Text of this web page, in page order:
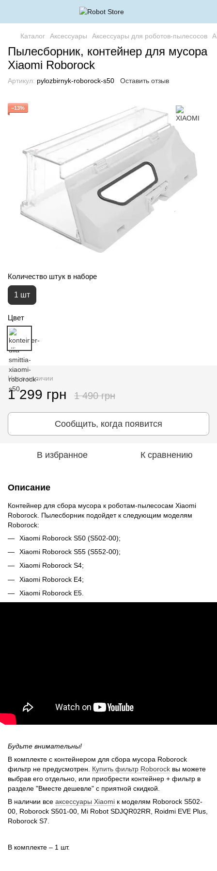
Каталог Аксессуары Аксессуары для роботов-пылесосов
Пылесборник, контейнер для мусора
Xiaomi Roborock
Артикул: pylozbirnyk-roborock-s50 Оставить отзыв
−13%
Количество штук в наборе
1 шт
Цвет
Нет в наличии
1 299 грн 1 490 грн
Сообщить, когда появится
В избранное К сравнению
Описание
Контейнер для сбора мусора к роботам-пылесосам Xiaomi
Roborock. Пылесборник подойдет к следующим моделям
Roborock:
Xiaomi Roborock S50 (S502-00);
Xiaomi Roborock S55 (S552-00);
Xiaomi Roborock S4;
Xiaomi Roborock E4;
Xiaomi Roborock E5.
Будьте внимательны!
В комплекте с контейнером для сбора мусора Roborock
фильтр не предусмотрен. Купить фильтр Roborock вы можете
выбрав его отдельно, или приобрести контейнер + фильтр в
разделе "Вместе дешевле" с приятной скидкой.
В наличии все аксессуары Xiaomi к моделям Roborock S502-
00, Roborock S501-00, Mi Robot SDJQR02RR, Roidmi EVE Plus,
Roborock S7.
В комплекте – 1 шт.